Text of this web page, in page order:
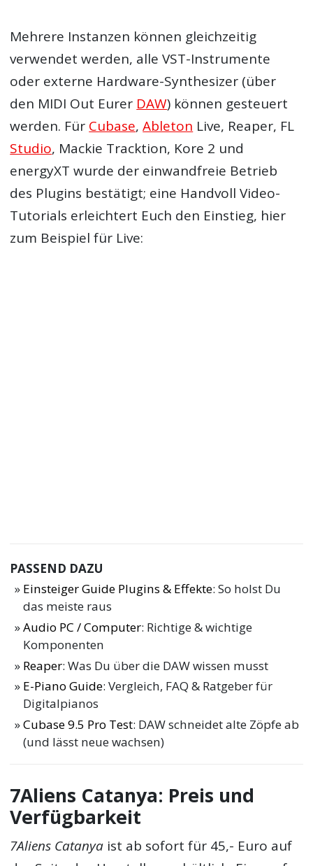
Mehrere Instanzen können gleichzeitig
verwendet werden, alleVST-Instrumente
oder externe Hardware-Synthesizer (über
den MIDI Out Eurer DAW) können gesteuert
werden. Für Cubase,Ableton Live, Reaper, FL
Studio, Mackie Tracktion, Kore 2 und
energyXT wurde der einwandfreie Betrieb
des Plugins bestätigt; eine Handvoll Video-
Tutorials erleichtert Euch den Einstieg, hier
zum Beispiel für Live:
PASSEND DAZU
Einsteiger Guide Plugins & Effekte: So holst Du
das meiste raus
Audio PC / Computer: Richtige & wichtige
Komponenten
Reaper: Was Du über die DAW wissen musst
E-Piano Guide: Vergleich, FAQ & Ratgeber für
Digitalpianos
Cubase 9.5 Pro Test: DAW schneidet alte Zöpfe ab
(und lässt neue wachsen)
7Aliens Catanya: Preis und
Verfügbarkeit
7Aliens Catanya ist ab sofort für 45,- Euro auf